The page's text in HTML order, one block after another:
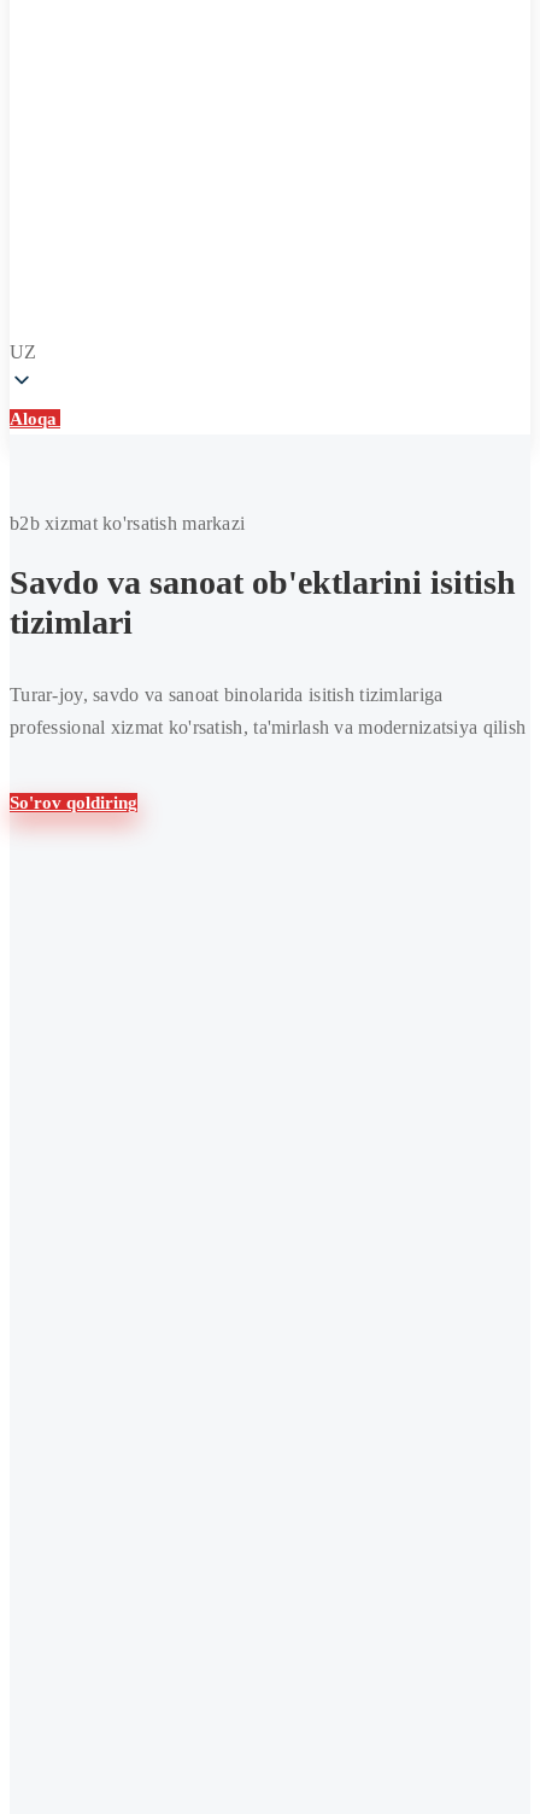
UZ
Aloqa
b2b xizmat ko'rsatish markazi
Savdo va sanoat ob'ektlarini isitish
tizimlari
Turar-joy, savdo va sanoat binolarida isitish tizimlariga
professional xizmat ko'rsatish, ta'mirlash va modernizatsiya qilish
So'rov qoldiring